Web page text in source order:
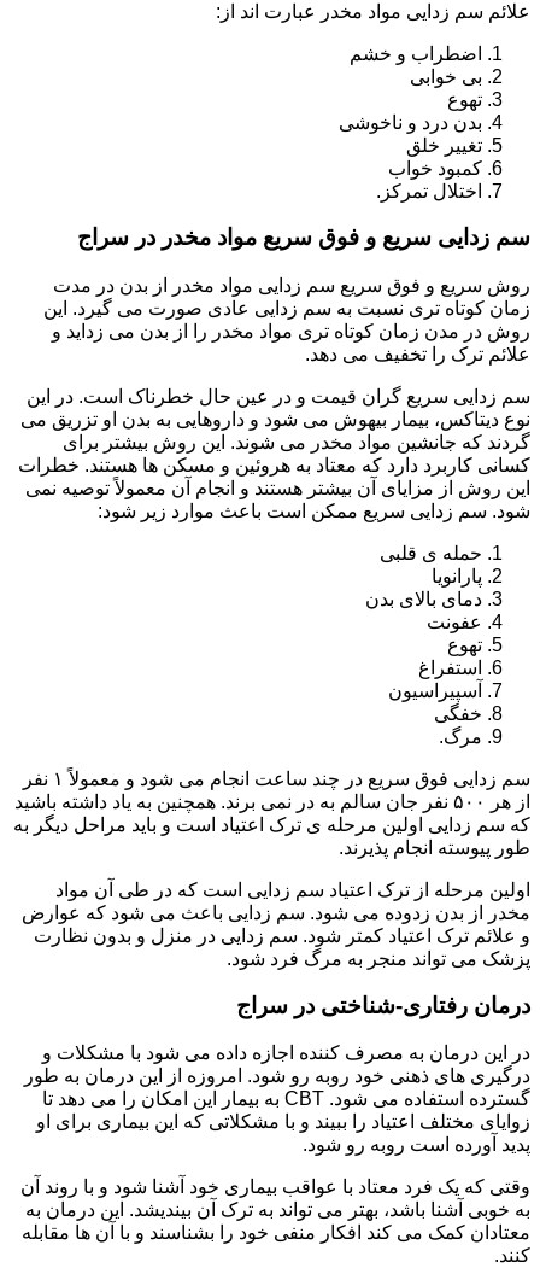
علائم سم زدایی مواد مخدر عبارت اند از:
اضطراب و خشم
بی خوابی
تهوع
بدن درد و ناخوشی
تغییر خلق
کمبود خواب
اختلال تمرکز.
سم زدایی سریع و فوق سریع مواد مخدر در سراج
روش سریع و فوق سریع سم زدایی مواد مخدر از بدن در مدت
زمان کوتاه تری نسبت به سم زدایی عادی صورت می گیرد. این
روش در مدن زمان کوتاه تری مواد مخدر را از بدن می زداید و
علائم ترک را تخفیف می دهد.
سم زدایی سریع گران قیمت و در عین حال خطرناک است. در این
نوع دیتاکس، بیمار بیهوش می شود و داروهایی به بدن او تزریق می
گردند که جانشین مواد مخدر می شوند. این روش بیشتر برای
کسانی کاربرد دارد که معتاد به هروئین و مسکن ها هستند. خطرات
این روش از مزایای آن بیشتر هستند و انجام آن معمولاً توصیه نمی
شود. سم زدایی سریع ممکن است باعث موارد زیر شود:
حمله ی قلبی
پارانویا
دمای بالای بدن
عفونت
تهوع
استفراغ
آسپیراسیون
خفگی
مرگ.
سم زدایی فوق سریع در چند ساعت انجام می شود و معمولاً ۱ نفر
از هر ۵۰۰ نفر جان سالم به در نمی برند. همچنین به یاد داشته باشید
که سم زدایی اولین مرحله ی ترک اعتیاد است و باید مراحل دیگر به
طور پیوسته انجام پذیرند.
اولین مرحله از ترک اعتیاد سم زدایی است که در طی آن مواد
مخدر از بدن زدوده می شود. سم زدایی باعث می شود که عوارض
و علائم ترک اعتیاد کمتر شود. سم زدایی در منزل و بدون نظارت
پزشک می تواند منجر به مرگ فرد شود.
درمان رفتاری-شناختی در سراج
در این درمان به مصرف کننده اجازه داده می شود با مشکلات و
درگیری های ذهنی خود روبه رو شود. امروزه از این درمان به طور
گسترده استفاده می شود. CBT به بیمار این امکان را می دهد تا
زوایای مختلف اعتیاد را ببیند و با مشکلاتی که این بیماری برای او
پدید آورده است روبه رو شود.
وقتی که یک فرد معتاد با عواقب بیماری خود آشنا شود و با روند آن
به خوبی آشنا باشد، بهتر می تواند به ترک آن بیندیشد. این درمان به
معتادان کمک می کند افکار منفی خود را بشناسند و با آن ها مقابله
کنند.